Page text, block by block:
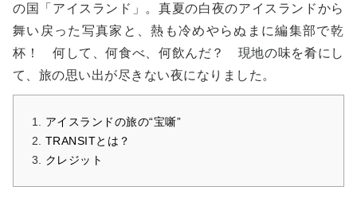
の国「アイスランド」。真夏の白夜のアイスランドから
舞い戻った写真家と、熱も冷めやらぬまに編集部で乾
杯！ 何して、何食べ、何飲んだ？ 現地の味を肴にし
て、旅の思い出が尽きない夜になりました。
アイスランドの旅の“宝噺”
TRANSITとは？
クレジット